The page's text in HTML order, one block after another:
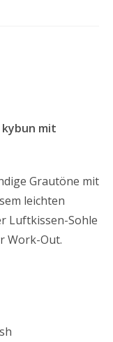
kybun mit
Grautöne mit
leichten
Luftkissen-Sohle
Work-Out.